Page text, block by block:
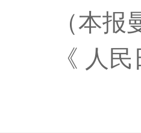
（本报曼
《 人民日